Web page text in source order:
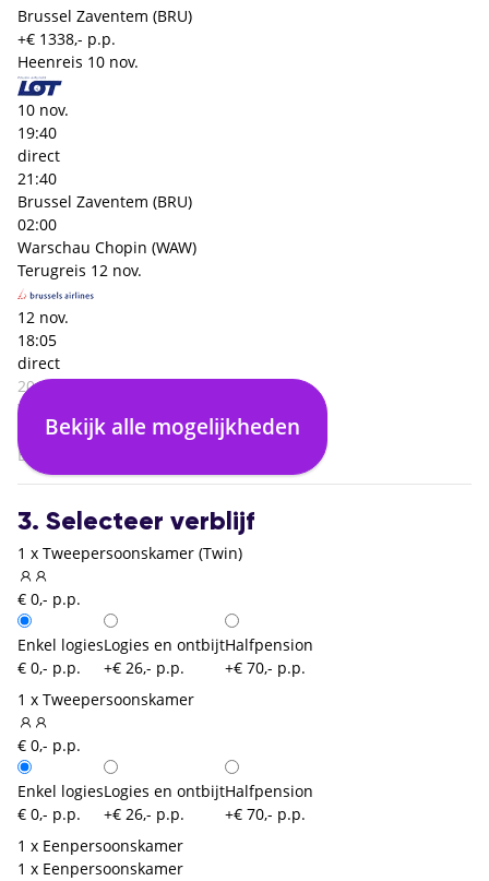
Brussel Zaventem (BRU)
+€ 1338,- p.p.
Heenreis 10 nov.
10 nov.
19:40
direct
21:40
Brussel Zaventem (BRU)
02:00
Warschau Chopin (WAW)
Terugreis 12 nov.
12 nov.
18:05
direct
20:10
Warschau Chopin (WAW)
02:05
Brussel Zaventem (BRU)
Bekijk alle mogelijkheden
3. Selecteer verblijf
1 x Tweepersoonskamer (Twin)
€ 0,- p.p.
Enkel logies
€ 0,- p.p.
Logies en ontbijt
+€ 26,- p.p.
Halfpension
+€ 70,- p.p.
1 x Tweepersoonskamer
€ 0,- p.p.
Enkel logies
€ 0,- p.p.
Logies en ontbijt
+€ 26,- p.p.
Halfpension
+€ 70,- p.p.
1 x Eenpersoonskamer
1 x Eenpersoonskamer